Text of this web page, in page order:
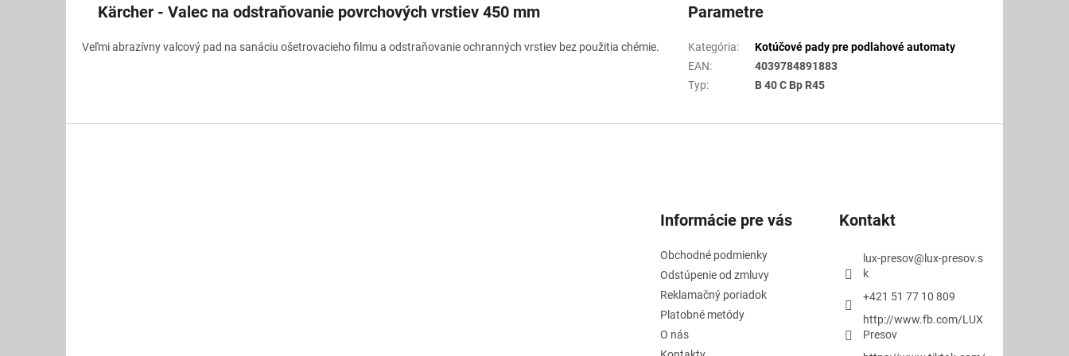
Kärcher - Valec na odstraňovanie povrchových vrstiev 450 mm
Veľmi abrazívny valcový pad na sanáciu ošetrovacieho filmu a odstraňovanie ochranných vrstiev bez použitia chémie.
Parametre
Kategória:
Kotúčové pady pre podlahové automaty
EAN:
4039784891883
Typ: B 40 C Bp R45
Informácie pre vás
Obchodné podmienky
Odstúpenie od zmluvy
Reklamačný poriadok
Platobné metódy
O nás
Kontakt
lux-presov@ lux-presov.s
k
+421 51 77 10 809
http://www.fb.com/LUX
Presov